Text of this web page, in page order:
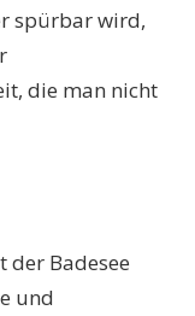
spürbar wird,
die man nicht
der Badesee
und